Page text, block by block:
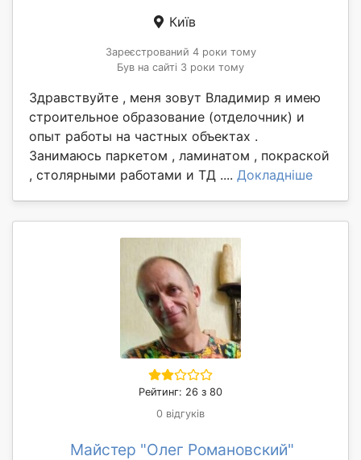
Київ
Зареєстрований 4 роки тому
Був на сайті 3 роки тому
Здравствуйте , меня зовут Владимир я имею
строительное образование (отделочник) и
опыт работы на частных объектах .
Занимаюсь паркетом , ламинатом , покраской
, столярными работами и ТД .... Докладніше
Рейтинг: 26 з 80
0 відгуків
Майстер "Олег Романовский"